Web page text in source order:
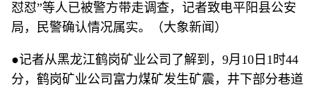
怼怼”等人已被警方带走调查，记者致电平阳县公安
局，民警确认情况属实。（大象新闻）
●记者从黑龙江鹤岗矿业公司了解到，9月10日1时44
分，鹤岗矿业公司富力煤矿发生矿震，井下部分巷道